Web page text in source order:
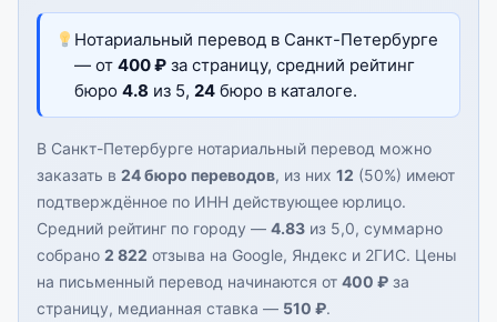
Нотариальный перевод в Санкт-Петербурге
— от400 ₽ за страницу, средний рейтинг
бюро4.8 из 5,24 бюро в каталоге.
В Санкт-Петербурге нотариальный перевод можно
заказать в 24 бюро переводов, из них 12 (50%) имеют
подтверждённое по ИНН действующее юрлицо.
Средний рейтинг по городу — 4.83 из 5,0, суммарно
собрано 2 822 отзыва на Google, Яндекс и 2ГИС. Цены
на письменный перевод начинаются от 400 ₽ за
страницу, медианная ставка — 510 ₽.